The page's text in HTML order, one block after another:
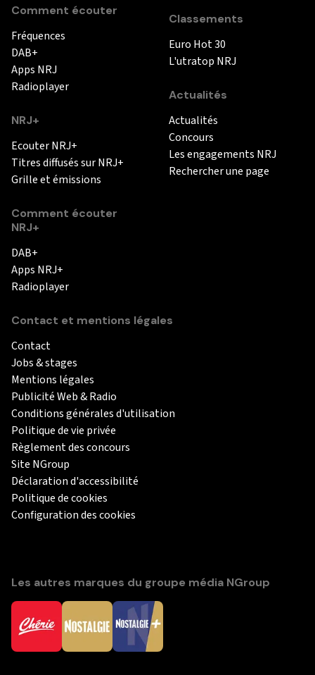
Comment écouter
Fréquences
DAB+
Apps NRJ
Radioplayer
NRJ+
Ecouter NRJ+
Titres diffusés sur NRJ+
Grille et émissions
Comment écouter
NRJ+
DAB+
Apps NRJ+
Radioplayer
Classements
Euro Hot 30
L'utratop NRJ
Actualités
Actualités
Concours
Les engagements NRJ
Rechercher une page
Contact et mentions légales
Contact
Jobs & stages
Mentions légales
Publicité Web & Radio
Conditions générales d'utilisation
Politique de vie privée
Règlement des concours
Site NGroup
Déclaration d'accessibilité
Politique de cookies
Configuration des cookies
Les autres marques du groupe média NGroup